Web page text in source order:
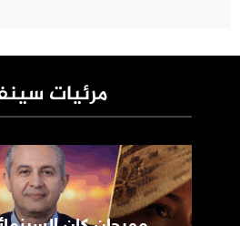
مرئيات